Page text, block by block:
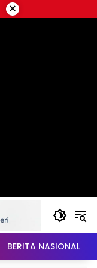
×
BERITA NASIONAL